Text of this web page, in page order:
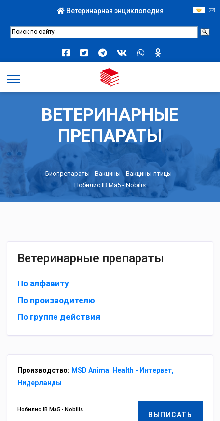
Ветеринарная энциклопедия
ВЕТЕРИНАРНЫЕ
ПРЕПАРАТЫ
Биопрепараты - Вакцины - Вакцины птицы -
Нобилис IB Ma5 - Nobilis
Ветеринарные препараты
По алфавиту
По производителю
По группе действия
Производство: MSD Animal Health - Интервет,
Нидерланды
ВЫПИСАТЬ
Нобилис IB Ma5 - Nobilis